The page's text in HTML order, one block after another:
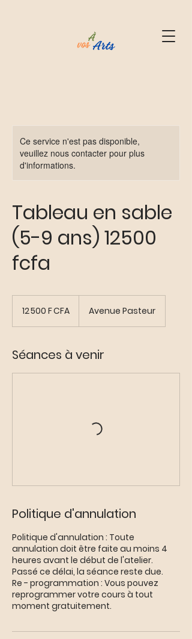
Ce service n'est pas disponible,
veuillez nous contacter pour plus
d'informations.
Tableau en sable
(5-9 ans) 12500
fcfa
12 500 F CFA Avenue Pasteur
Séances à venir
Politique d'annulation
Politique d'annulation : Toute
annulation doit être faite au moins 4
heures avant le début de l'atelier.
Passé ce délai, la séance reste due.
Re - programmation : Vous pouvez
reprogrammer votre cours à tout
moment gratuitement.